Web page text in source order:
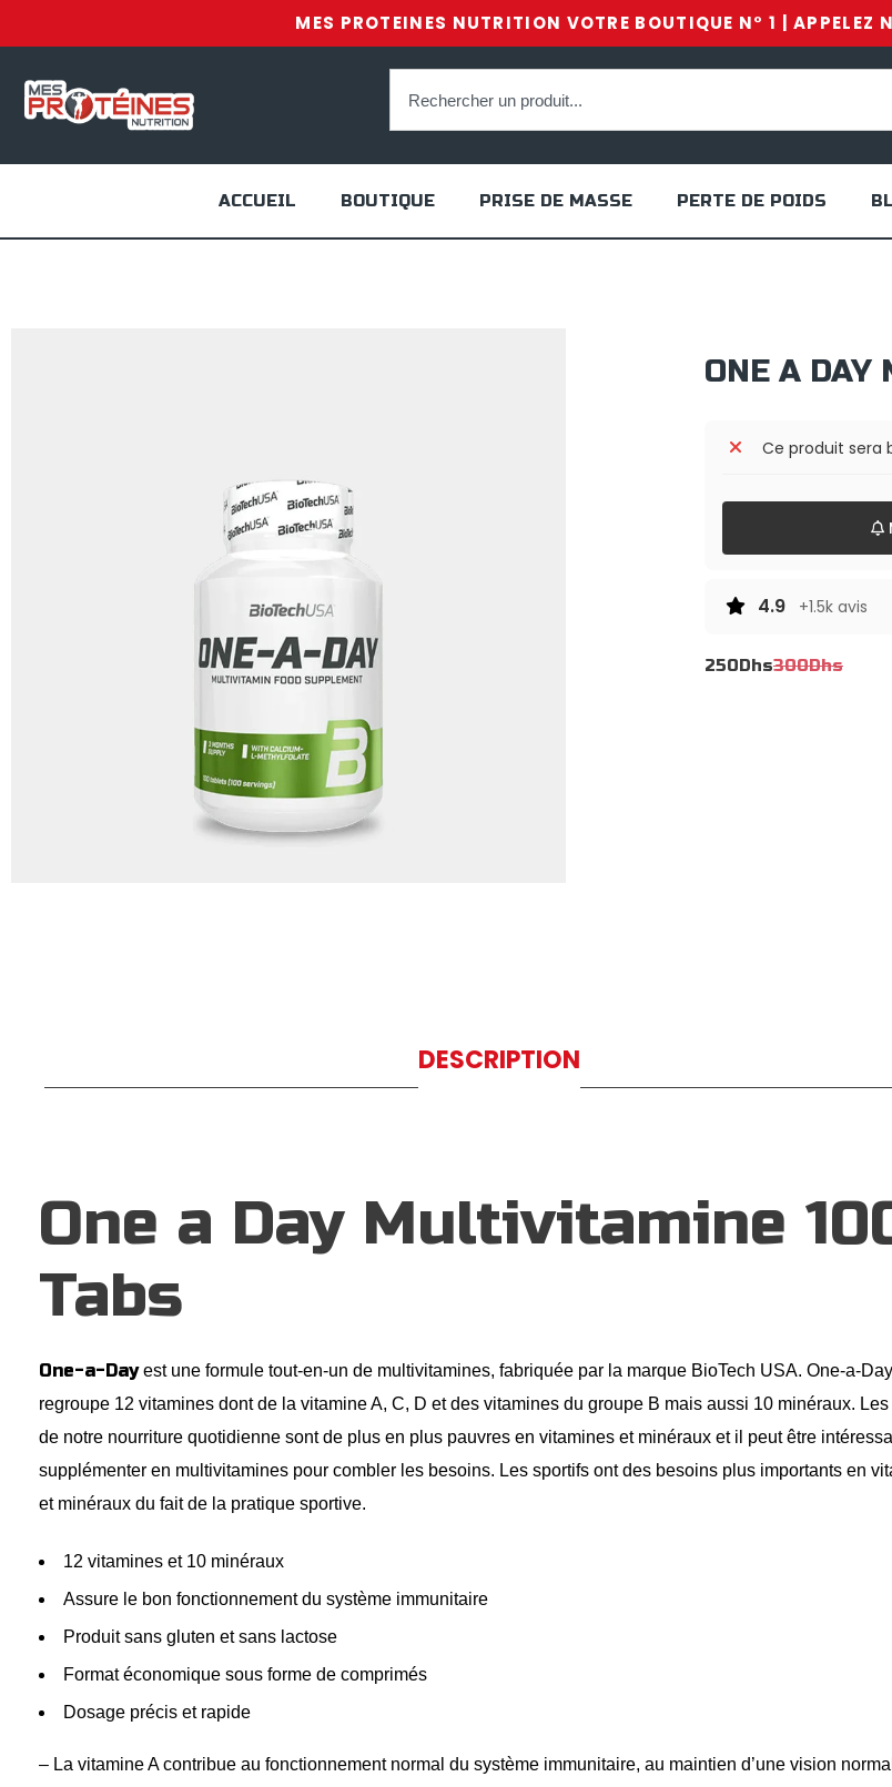
MES PROTEINES NUTRITION VOTRE BOUTIQUE N° 1 |
ACCUEIL BOUTIQUE PRISE DE MASSE PERTE DE POIDS
ONE A
Ce produit sera
4.9 +1.5k avis
300Dhs
250Dhs
DESCRIPTION
One a Day Multivitamine
Tabs
One-a-Dayest une formule tout-en-un de multivitamines, fabriquée par la marque BioTech USA. One-a-Day
regroupe 12 vitamines dont de la vitamine A, C, D et des vitamines du groupe B mais aussi 10 minéraux.
de notre nourriture quotidienne sont de plus en plus pauvres en vitamines et minéraux et il peut être
supplémenter en multivitamines pour combler les besoins. Les sportifs ont des besoins plus importants en
et minéraux du fait de la pratique sportive.
12 vitamines et 10 minéraux
Assure le bon fonctionnement du système immunitaire
Produit sans gluten et sans lactose
Format économique sous forme de comprimés
Dosage précis et rapide
– La vitamine A contribue au fonctionnement normal du système immunitaire, au maintien d’une vision